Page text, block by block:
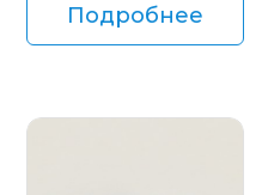
Подробнее